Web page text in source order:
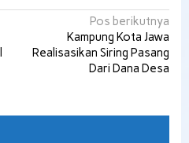
Pos berikutnya
Kampung Kota Jawa
Realisasikan Siring Pasang
Dari Dana Desa